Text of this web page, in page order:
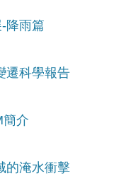
降雨篇
遷科學報告
簡介
的淹水衝擊